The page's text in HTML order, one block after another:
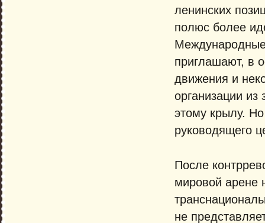
ленинских
полюс более
приглашают, в
движения и
организации
этому крылу.
руководящего
После
мировой арене
не